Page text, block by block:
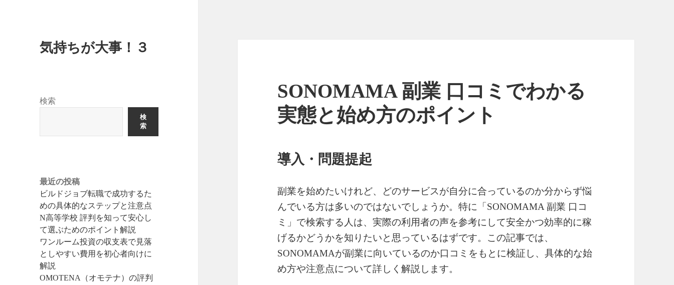
気持ちが大事！３
検索
検
索
最近の投稿
ビルドジョブ転職で成功するた
めの具体的なステップと注意点
N高等学校 評判を知って安心し
て選ぶためのポイント解説
ワンルーム投資の収支表で見落
としやすい費用を初心者向けに
解説
OMOTENA（オモテナ）の評判
SONOMAMA 副業 口コミでわかる
実態と始め方のポイント
導入・問題提起
副業を始めたいけれど、どのサービスが自分に合っているのか分からず悩
んでいる方は多いのではないでしょうか。特に「SONOMAMA 副業 口コ
ミ」で検索する人は、実際の利用者の声を参考にして安全かつ効率的に稼
げるかどうかを知りたいと思っているはずです。この記事では、
SONOMAMAが副業に向いているのか口コミをもとに検証し、具体的な始
め方や注意点について詳しく解説します。